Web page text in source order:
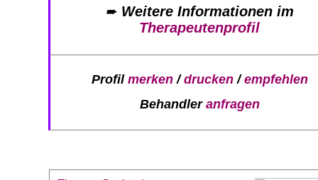
➨ Weitere Informationen im
Therapeutenprofil
Profil merken/drucken/empfehlen
Behandler anfragen